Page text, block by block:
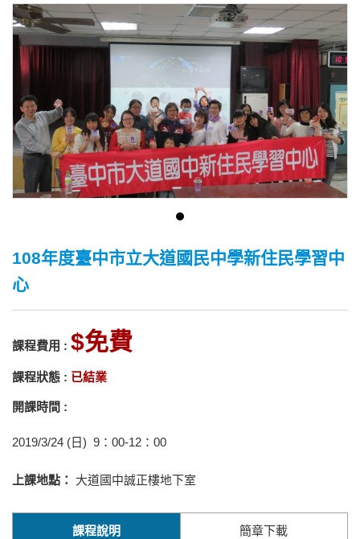
108年度臺中市立大道國民中學新住民學習中
心
課程費用 : 免費
課程狀態 : 已結業
開課時間 :
2019/3/24 (日) 9：00-12：00
上課地點： 大道國中誠正樓地下室
課程說明 簡章下載